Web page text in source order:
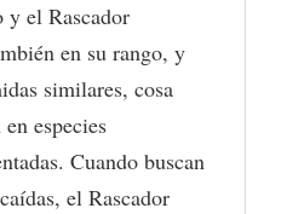
y el Rascador
en su rango, y
similares, cosa
especies
Cuando buscan
el Rascador